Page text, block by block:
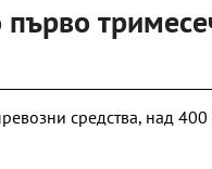
първо
средства, над 400